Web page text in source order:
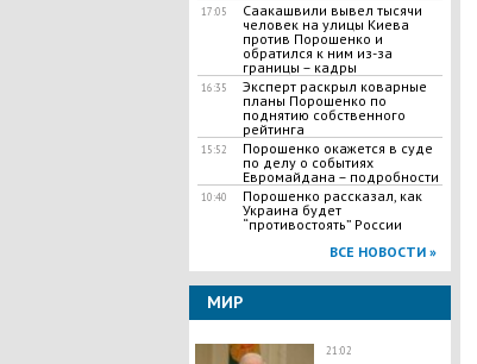
17:05
Саакашвили вывел тысячи
человек на улицы Киева
против Порошенко и
обратился к ним из-за
границы – кадры
16:35
Эксперт раскрыл коварные
планы Порошенко по
поднятию собственного
рейтинга
15:52
Порошенко окажется в суде
по делу о событиях
Евромайдана – подробности
10:40
Порошенко рассказал, как
Украина будет
“противостоять” России
ВСЕ НОВОСТИ »
МИР
21:02